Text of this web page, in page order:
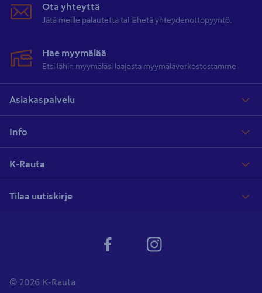
Ota yhteyttä
Jätä meille palautetta tai lähetä yhteydenottopyyntö.
Hae myymälää
Etsi lähin myymäläsi laajasta myymäläverkostostamme
Asiakaspalvelu
Info
K-Rauta
Tilaa uutiskirje
© 2026 K-Rauta